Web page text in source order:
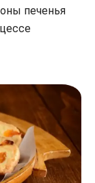
печенья